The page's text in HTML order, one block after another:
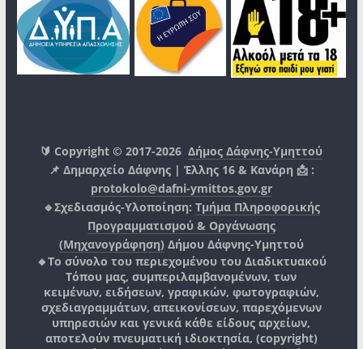
🔰 Copyright © 2017-2026Δήμος Δάφνης-Υμηττού
📌 Δημαρχείο Δάφνης | Έλλης 16 & Κανάρη 📩 :
protokolo@dafni-ymittos.gov.gr
🔹Σχεδιασμός-Υλοποίηση: Τμήμα Πληροφορικής
Προγραμματισμού & Οργάνωσης
(Μηχανογράφηση) Δήμου Δάφνης-Υμηττού
🔸Το σύνολο του περιεχομένου του Διαδικτυακού
Τόπου μας, συμπεριλαμβανομένων, των
κειμένων, ειδήσεων, γραφικών, φωτογραφιών,
σχεδιαγραμμάτων, απεικονίσεων, παρεχόμενων
υπηρεσιών και γενικά κάθε είδους αρχείων,
αποτελούν πνευματική ιδιοκτησία, (copyright)